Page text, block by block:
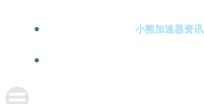
小熊加速器资讯